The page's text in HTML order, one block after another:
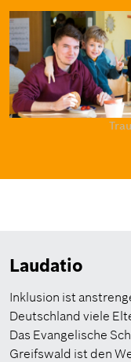
Laudatio
Inklusion ist
Deutschland viele
Das Evangelische
Greifswald ist den